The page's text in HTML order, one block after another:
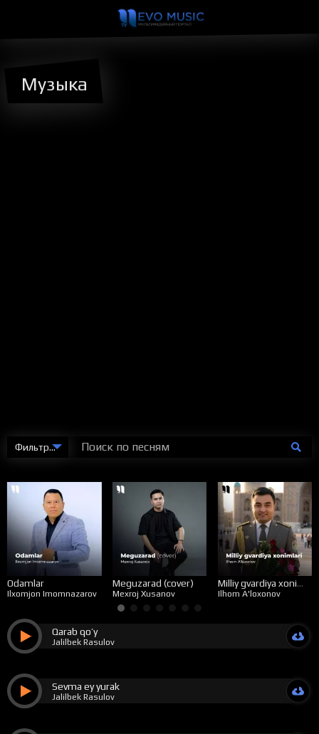
Музыка
Фильтровать
Odamlar
Ilxomjon Imomnazarov
Meguzarad (cover)
Mexroj Xusanov
Milliy gvardiya xonimlari
Ilhom A'loxonov
Qarab qo’y
Jalilbek Rasulov
Sevma ey yurak
Jalilbek Rasulov